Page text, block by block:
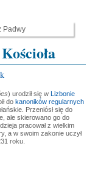
) urodził się w
Lizbonie
do kanoników regularnych
Przeniósł się do
ale skierowano go do
pracował z wielkim
a w swoim zakonie uczył
roku.